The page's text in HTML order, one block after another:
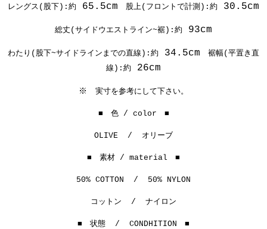
レングス(股下):約 65.5cm 股上(フロントで計測):約 30.5cm
総丈(サイドウエストライン~裾):約 93cm
わたり(股下~サイドラインまでの直線):約 34.5cm
裾幅(平置き直
線):約
26cm
※ 実寸を参考にして下さい。
■ 色 / color ■
OLIVE / オリーブ
■ 素材 / material ■
50% COTTON / 50% NYLON
コットン / ナイロン
■ 状態 / CONDHITION ■